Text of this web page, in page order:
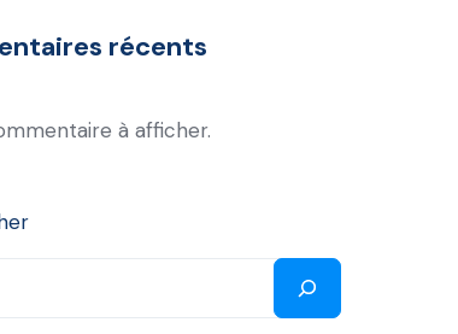
récents
à afficher.